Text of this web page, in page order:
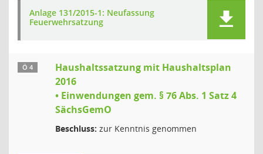
Anlage 131/2015-1: Neufassung
Feuerwehrsatzung
Ö 4
Haushaltssatzung mit Haushaltsplan
2016
• Einwendungen gem. § 76 Abs. 1 Satz 4
SächsGemO
Beschluss: zur Kenntnis genommen